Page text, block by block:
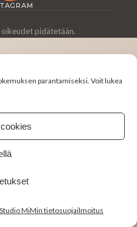
parantamiseksi. Voit lukea
MiMin tietosuojailmoitus
pidätetään.